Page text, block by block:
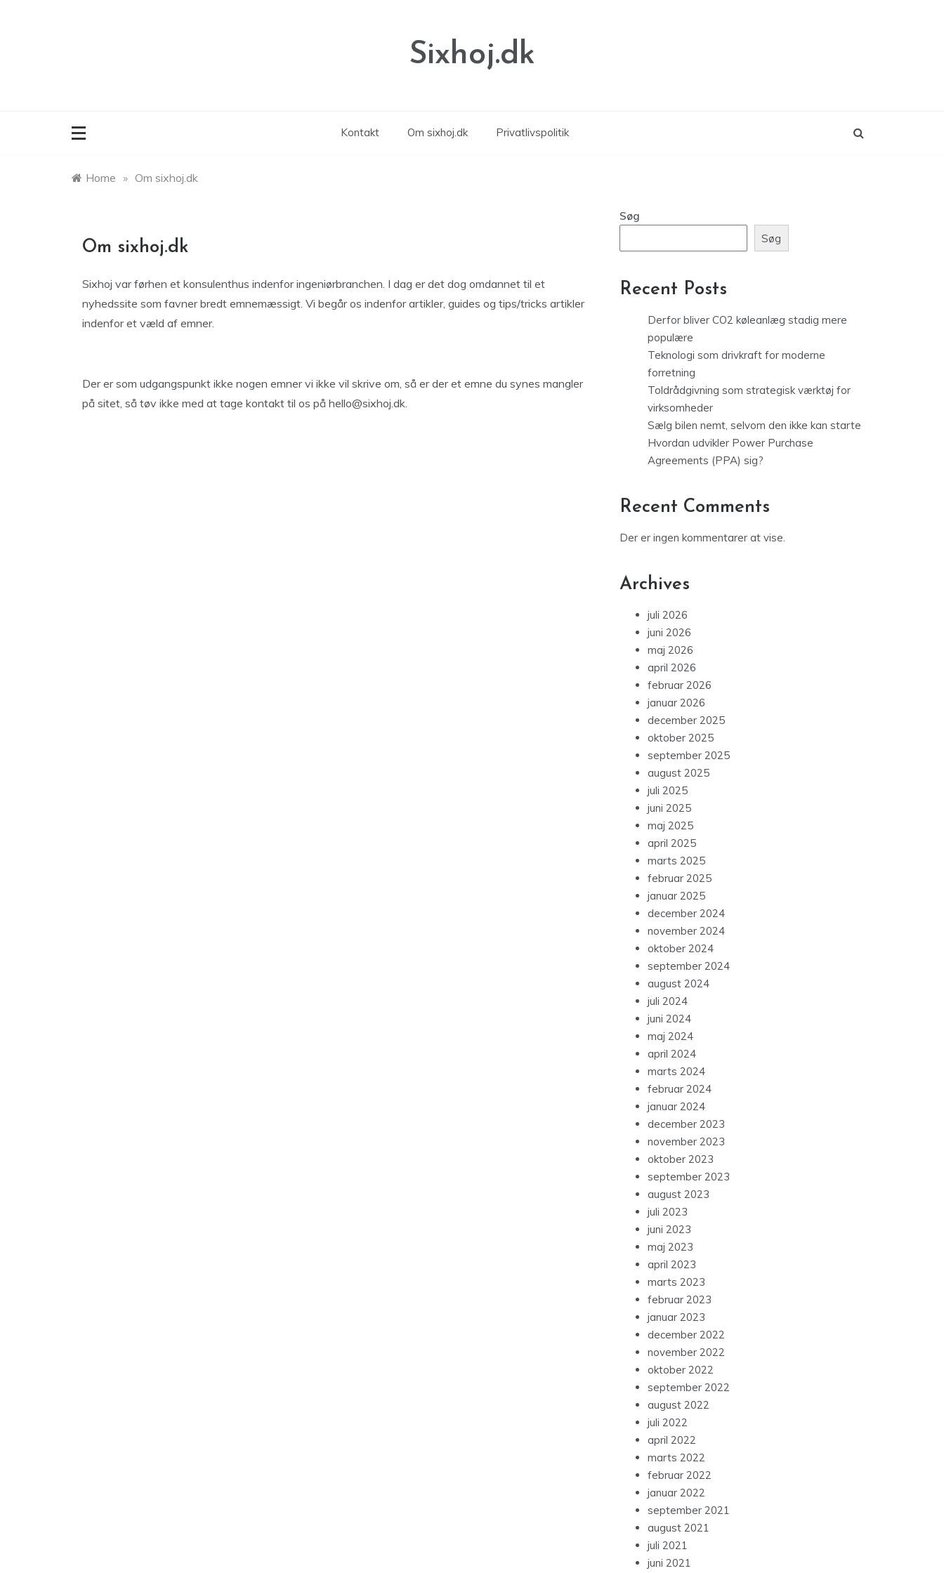
Sixhoj.dk
Kontakt Om sixhoj.dk Privatlivspolitik
Home » Om sixhoj.dk
Om sixhoj.dk
Sixhoj var førhen et konsulenthus indenfor ingeniørbranchen. I dag er det dog omdannet til et
nyhedssite som favner bredt emnemæssigt. Vi begår os indenfor artikler, guides og tips/tricks artikler
indenfor et væld af emner.
Der er som udgangspunkt ikke nogen emner vi ikke vil skrive om, så er der et emne du synes mangler
på sitet, så tøv ikke med at tage kontakt til os på hello@sixhoj.dk.
Søg
Søg
Recent Posts
Derfor bliver CO2 køleanlæg stadig mere
populære
Teknologi som drivkraft for moderne
forretning
Toldrådgivning som strategisk værktøj for
virksomheder
Sælg bilen nemt, selvom den ikke kan starte
Hvordan udvikler Power Purchase
Agreements (PPA) sig?
Recent Comments
Der er ingen kommentarer at vise.
Archives
juli 2026
juni 2026
maj 2026
april 2026
februar 2026
januar 2026
december 2025
oktober 2025
september 2025
august 2025
juli 2025
juni 2025
maj 2025
april 2025
marts 2025
februar 2025
januar 2025
december 2024
november 2024
oktober 2024
september 2024
august 2024
juli 2024
juni 2024
maj 2024
april 2024
marts 2024
februar 2024
januar 2024
december 2023
november 2023
oktober 2023
september 2023
august 2023
juli 2023
juni 2023
maj 2023
april 2023
marts 2023
februar 2023
januar 2023
december 2022
november 2022
oktober 2022
september 2022
august 2022
juli 2022
april 2022
marts 2022
februar 2022
januar 2022
september 2021
august 2021
juli 2021
juni 2021